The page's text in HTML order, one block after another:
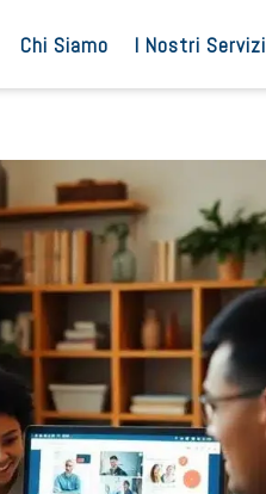
Chi Siamo I Nostri Servizi